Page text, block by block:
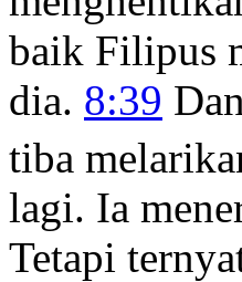
baik Filipus
dia. 8:39
tiba
lagi. Ia
Tetapi